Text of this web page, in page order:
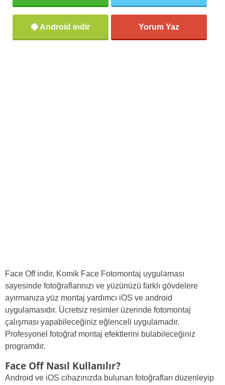
Android indir Yorum Yaz
Face Off indir, Komik Face Fotomontaj uygulaması
sayesinde fotoğraflarınızı ve yüzünüzü farklı gövdelere
ayırmanıza yüz montaj yardımcı iOS ve android
uygulamasıdır. Ücretsiz resimler üzerinde fotomontaj
çalışması yapabileceğiniz eğlenceli uygulamadır.
Profesyonel fotoğraf montaj efektlerini bulabileceğiniz
programdır.
Face Off Nasıl Kullanılır?
Android ve iOS cihazınızda bulunan fotoğrafları düzenleyip